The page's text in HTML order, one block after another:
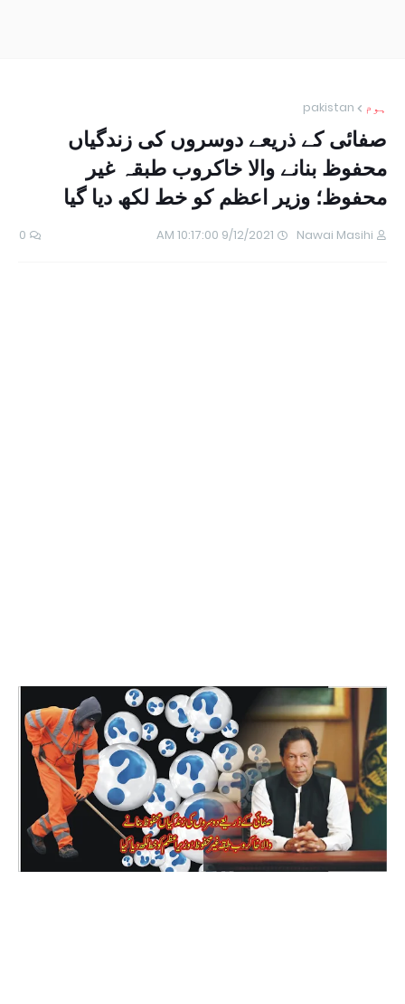
ہوم pakistan
صفائی کے ذریعے دوسروں کی زندگیاں
محفوظ بنانے والا خاکروب طبقہ غیر
محفوظ؛ وزیر اعظم کو خط لکھ دیا گیا
Nawai Masihi
9/12/2021 10:17:00 AM
0